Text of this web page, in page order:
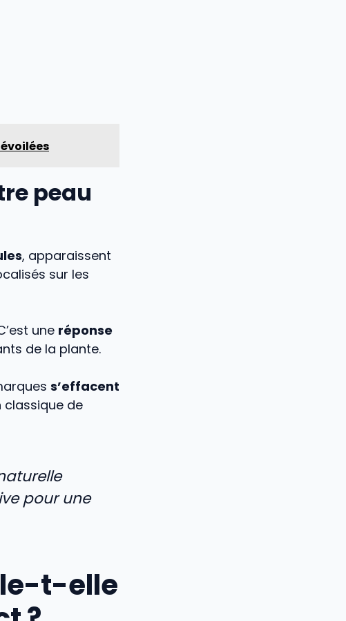
peau
, apparaissent
sur les
une réponse
de la plante.
s’effacent
classique de
pour une
t-elle